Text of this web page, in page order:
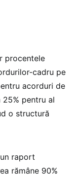
procentele
cadru pe
acorduri de
pentru al
o structură
raport
rămâne 90%